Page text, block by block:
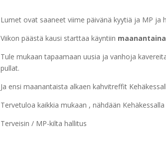
Lumet ovat saaneet viime päivänä kyytiä ja MP
Viikon päästä kausi starttaa käyntiin maanantaina
Tule mukaan tapaamaan uusia ja vanhoja
pullat.
Ja ensi maanantaista alkaen kahvitreffit
Tervetuloa kaikkia mukaan , nähdään Kehäkessalla
Terveisin / MP-kilta hallitus